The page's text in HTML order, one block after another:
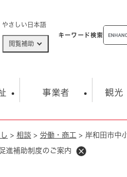
やさしい日本語
閲覧補助
キーワード検索
子育て
康・生活 生涯学習・ス
事業者
入札・契約情報
観光
観光スポット
市の概要 オープン
> 相談 > 労働・商工 > 岸和田市中
進補助制度のご案内